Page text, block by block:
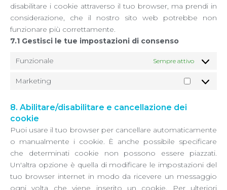
disabilitare i cookie attraverso il tuo browser, ma prendi in
considerazione, che il nostro sito web potrebbe non
funzionare più correttamente.
7.1 Gestisci le tue impostazioni di consenso
Funzionale Sempre attivo
Marketing
8. Abilitare/disabilitare e cancellazione dei
cookie
Puoi usare il tuo browser per cancellare automaticamente
o manualmente i cookie. È anche possibile specificare
che determinati cookie non possono essere piazzati.
Un'altra opzione è quella di modificare le impostazioni del
tuo browser internet in modo da ricevere un messaggio
ogni volta che viene inserito un cookie. Per ulteriori